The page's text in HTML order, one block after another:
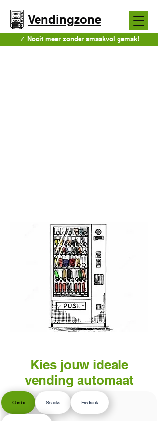
✓ Nooit meer zonder smaakvol gemak!
Vendingzone
Kies jouw ideale
vending automaat
Combi Snacks Frisdrank